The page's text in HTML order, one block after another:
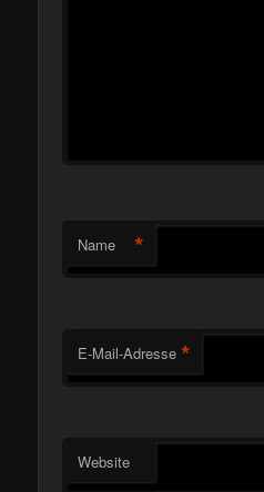
Name *
E-Mail-Adresse *
Website